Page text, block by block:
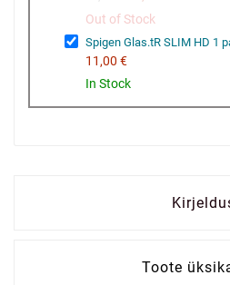
Out of Stock
Spigen Glas.tR SLIM HD 1
11,00 €
In Stock
Toote